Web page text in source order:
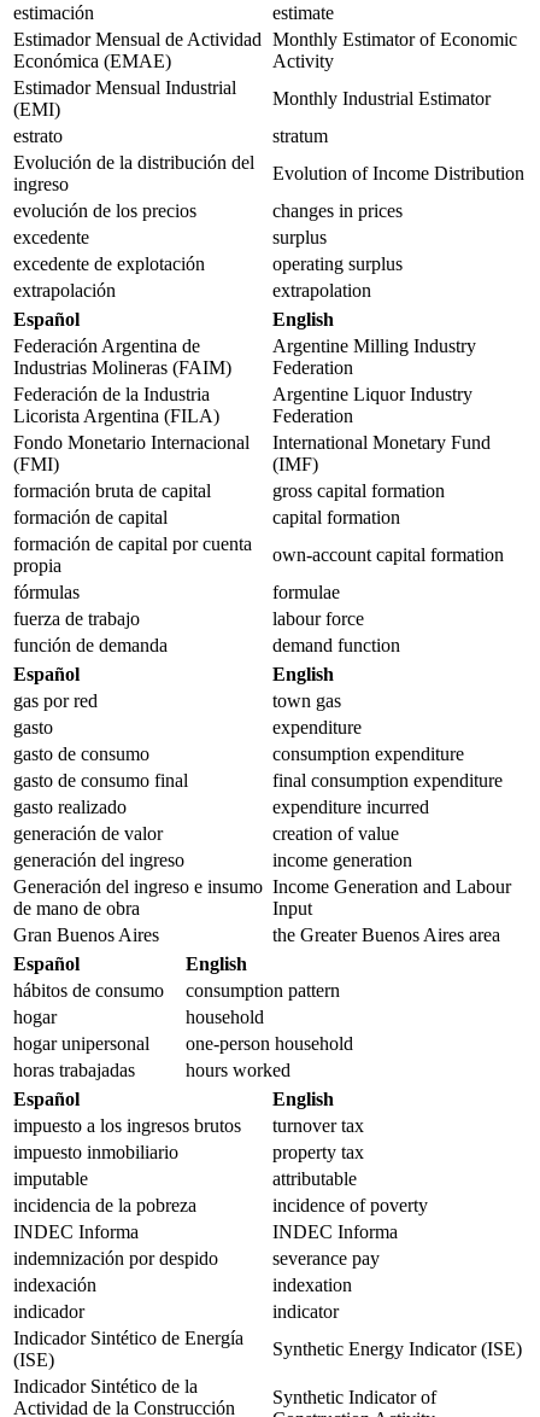
estimación
estimate
Estimador Mensual de Actividad
Económica (EMAE)
Monthly Estimator of Economic
Activity
Estimador Mensual Industrial
(EMI)
Monthly Industrial Estimator
estrato
stratum
Evolución de la distribución del
ingreso
Evolution of Income Distribution
evolución de los precios
changes in prices
excedente
surplus
excedente de explotación
operating surplus
extrapolación
extrapolation
Español
English
Federación Argentina de
Industrias Molineras (FAIM)
Argentine Milling Industry
Federation
Federación de la Industria
Licorista Argentina (FILA)
Argentine Liquor Industry
Federation
Fondo Monetario Internacional
(FMI)
International Monetary Fund
(IMF)
formación bruta de capital
gross capital formation
formación de capital
capital formation
formación de capital por cuenta
propia
own-account capital formation
fórmulas
formulae
fuerza de trabajo
labour force
función de demanda
demand function
Español
English
gas por red
town gas
gasto
expenditure
gasto de consumo
consumption expenditure
gasto de consumo final
final consumption expenditure
gasto realizado
expenditure incurred
generación de valor
creation of value
generación del ingreso
income generation
Generación del ingreso e insumo
de mano de obra
Income Generation and Labour
Input
Gran Buenos Aires
the Greater Buenos Aires area
Español
English
hábitos de consumo
consumption pattern
hogar
household
hogar unipersonal
one-person household
horas trabajadas
hours worked
Español
English
impuesto a los ingresos brutos
turnover tax
impuesto inmobiliario
property tax
imputable
attributable
incidencia de la pobreza
incidence of poverty
INDEC Informa
INDEC Informa
indemnización por despido
severance pay
indexación
indexation
indicador
indicator
Indicador Sintético de Energía
(ISE)
Synthetic Energy Indicator (ISE)
Indicador Sintético de la
Actividad de la Construcción
Synthetic Indicator of